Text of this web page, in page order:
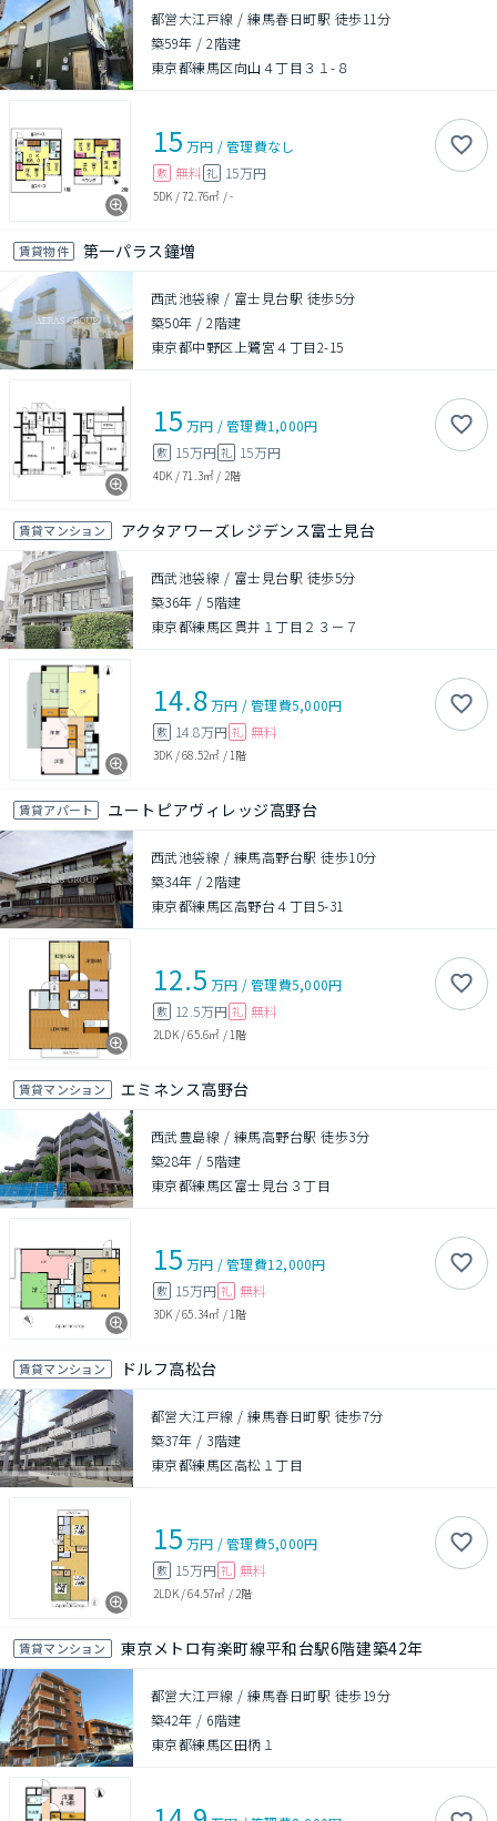
都営大江戸線 / 練馬春日町駅 徒歩11分
築59年 /2階建
東京都練馬区向山４丁目３１-８
15 万円 /管理費なし
敷 無料 礼 15万円
5DK /72.76㎡ /-
賃貸物件 第一パラス鐘増
西武池袋線 / 富士見台駅 徒歩5分
築50年 /2階建
東京都中野区上鷺宮４丁目2-15
15 万円 /管理費1,000円
敷 15万円 礼 15万円
4DK /71.3㎡ / 2階
賃貸マンション アクタアワーズレジデンス富士見台
西武池袋線 / 富士見台駅 徒歩5分
築36年 /5階建
東京都練馬区貫井１丁目２３－７
14.8万円 /管理費5,000円
敷 14.8万円 礼 無料
3DK /68.52㎡ / 1階
賃貸アパート ユートピアヴィレッジ高野台
西武池袋線 / 練馬高野台駅 徒歩10分
築34年 /2階建
東京都練馬区高野台４丁目5-31
12.5 万円 /管理費5,000円
敷 12.5万円 礼 無料
2LDK/65.6㎡ / 1階
賃貸マンション エミネンス高野台
西武豊島線 / 練馬高野台駅 徒歩3分
築28年 /5階建
東京都練馬区富士見台３丁目
15 万円 /管理費12,000円
敷 15万円 礼 無料
3DK /65.34㎡ / 1階
賃貸マンション ドルフ高松台
都営大江戸線 / 練馬春日町駅 徒歩7分
築37年 / 3階建
東京都練馬区高松１丁目
15 万円 /管理費5,000円
敷 15万円 礼 無料
2LDK/64.57㎡ / 2階
賃貸マンション 東京メトロ有楽町線平和台駅6階建築42年
都営大江戸線 / 練馬春日町駅 徒歩19分
築42年 / 6階建
東京都練馬区田柄１